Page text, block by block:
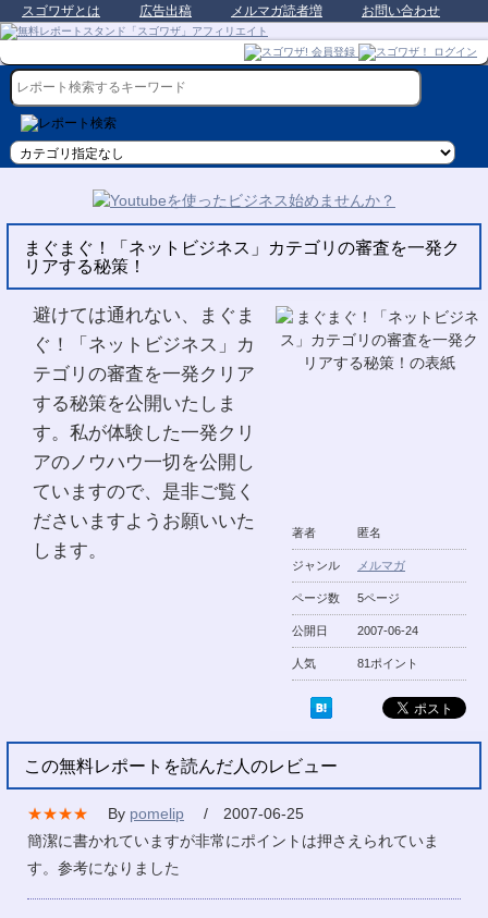
スゴワザとは 広告出稿 メルマガ読者増 お問い合わせ
まぐまぐ！「ネットビジネス」カテゴリの審査を一発ク
リアする秘策！
著者 匿名
ジャンル メルマガ
ページ数 5ページ
公開日 2007-06-24
人気 81ポイント
避けては通れない、まぐま
ぐ！「ネットビジネス」カ
テゴリの審査を一発クリア
する秘策を公開いたしま
す。私が体験した一発クリ
アのノウハウ一切を公開し
ていますので、是非ご覧く
ださいますようお願いいた
します。
この無料レポートを読んだ人のレビュー
★★★★ By pomelip
/ 2007-06-25
簡潔に書かれていますが非常にポイントは押さえられていま
す。参考になりました